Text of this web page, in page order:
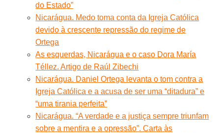
do Estado”
Nicarágua. Medo toma conta da Igreja Católica
devido à crescente repressão do regime de
Ortega
As esquerdas, Nicarágua e o caso Dora María
Téllez. Artigo de Raúl Zibechi
Nicarágua. Daniel Ortega levanta o tom contra a
Igreja Católica e a acusa de ser uma “ditadura” e
“uma tirania perfeita”
Nicarágua. “A verdade e a justiça sempre triunfam
sobre a mentira e a opressão”. Carta às